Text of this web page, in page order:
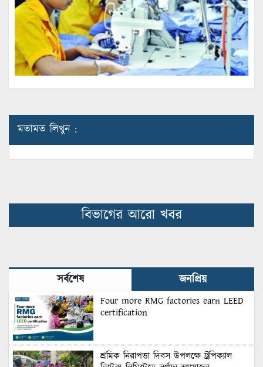
মতামত লিখুন :
বিভাগের আরো খবর
সর্বশেষ জনপ্রিয়
Four more RMG factories earn LEED
certification
শ্রমিক নিরাপত্তা দিবস উপলক্ষে ট্রপিক্যাল